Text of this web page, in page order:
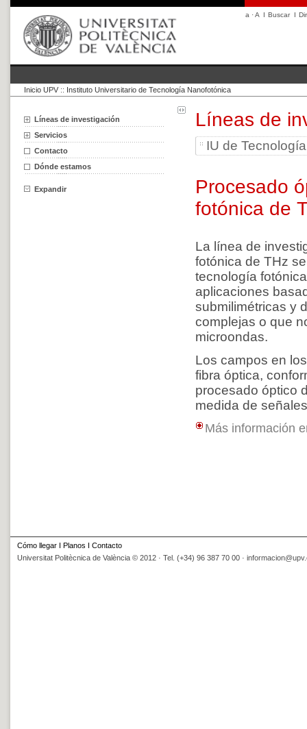
a ·A I BuscarI
Inicio UPV :: Instituto Universitario de Tecnología Nanofotónica
Líneas de investigación
Servicios
Contacto
Dónde estamos
Expandir
Líneas de
IU de
Procesado
fotónica de
La línea de
fotónica de THz
tecnología
aplicaciones
submilimétricas y
complejas o que
microondas.
Los campos en
fibra óptica,
procesado óptico
medida de
Más información
Cómo llegar I Planos I Contacto
Universitat Politècnica de València © 2012 · Tel. (+34) 96 387 70 00 ·